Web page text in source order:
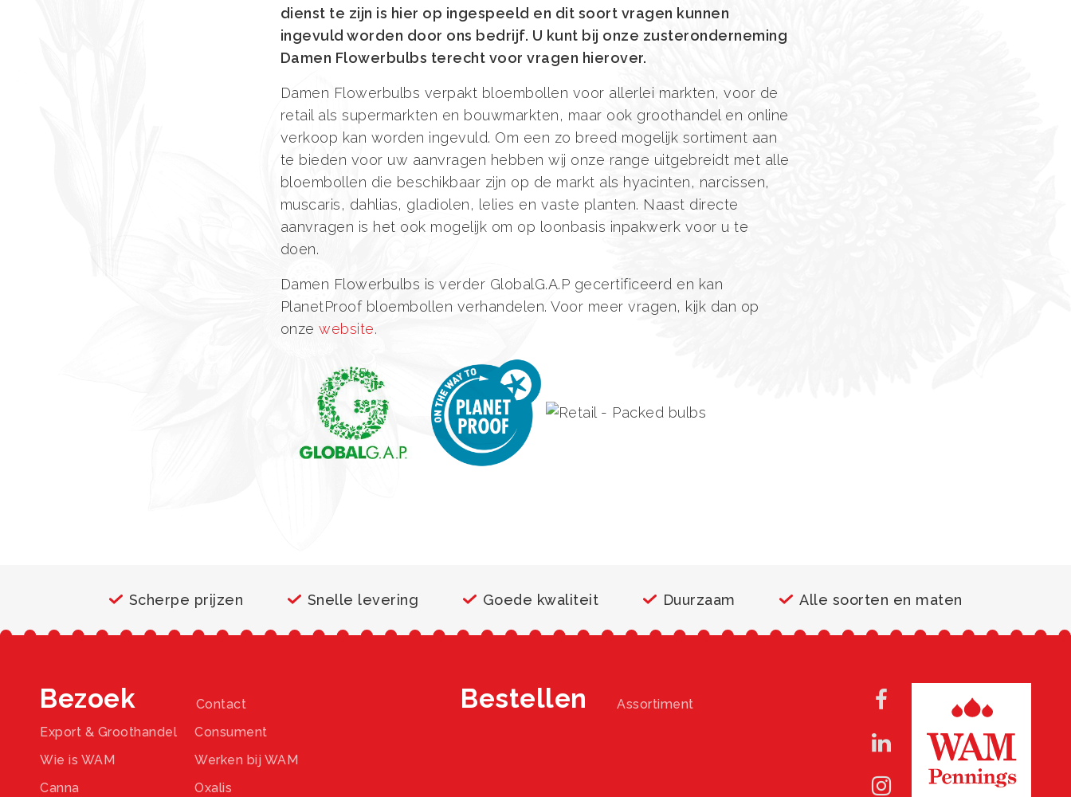
dienst te zijn is hier op ingespeeld en dit soort vragen kunnen
ingevuld worden door ons bedrijf. U kunt bij onze zusteronderneming
Damen Flowerbulbs terecht voor vragen hierover.
Damen Flowerbulbs verpakt bloembollen voor allerlei markten, voor de
retail als supermarkten en bouwmarkten, maar ook groothandel en online
verkoop kan worden ingevuld. Om een zo breed mogelijk sortiment aan
te bieden voor uw aanvragen hebben wij onze range uitgebreidt met alle
bloembollen die beschikbaar zijn op de markt als hyacinten, narcissen,
muscaris, dahlias, gladiolen, lelies en vaste planten. Naast directe
aanvragen is het ook mogelijk om op loonbasis inpakwerk voor u te
doen.
Damen Flowerbulbs is verder GlobalG.A.P gecertificeerd en kan
PlanetProof bloembollen verhandelen. Voor meer vragen, kijk dan op
onze website.
Scherpe prijzen Snelle levering Goede kwaliteit Duurzaam Alle soorten en maten
Bezoek
Contact
Export & Groothandel
Consument
Wie is WAM
Werken bij WAM
Canna
Oxalis
Bestellen Assortiment